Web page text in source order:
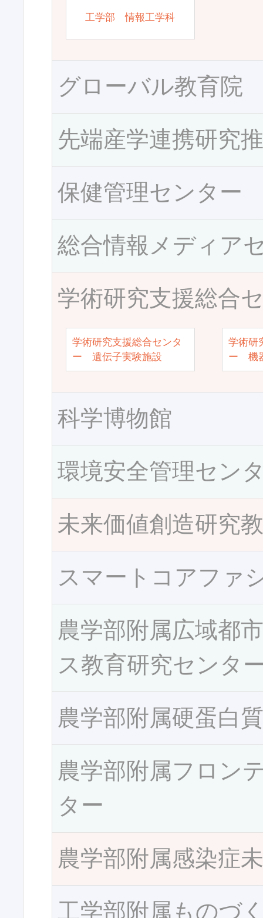
工学部 情報工学科
グローバル教育院
先端産学連携研究
保健管理センター
総合情報メディア
学術研究支援総合
学術研究支援総合センタ
ー 遺伝子実験施設
学術研
ー 機
科学博物館
環境安全管理セン
未来価値創造研究
スマートコアファ
農学部附属広域都
ス教育研究センタ
農学部附属硬蛋白
農学部附属フロン
ター
農学部附属感染症
工学部附属ものづ